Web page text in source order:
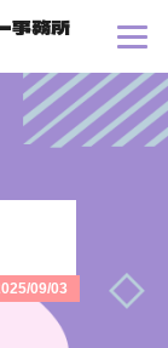
事務所
09/03